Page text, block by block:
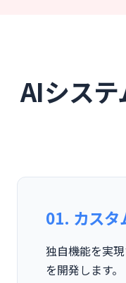
AIシス
01. カスタ
独自機能を実
を開発します。